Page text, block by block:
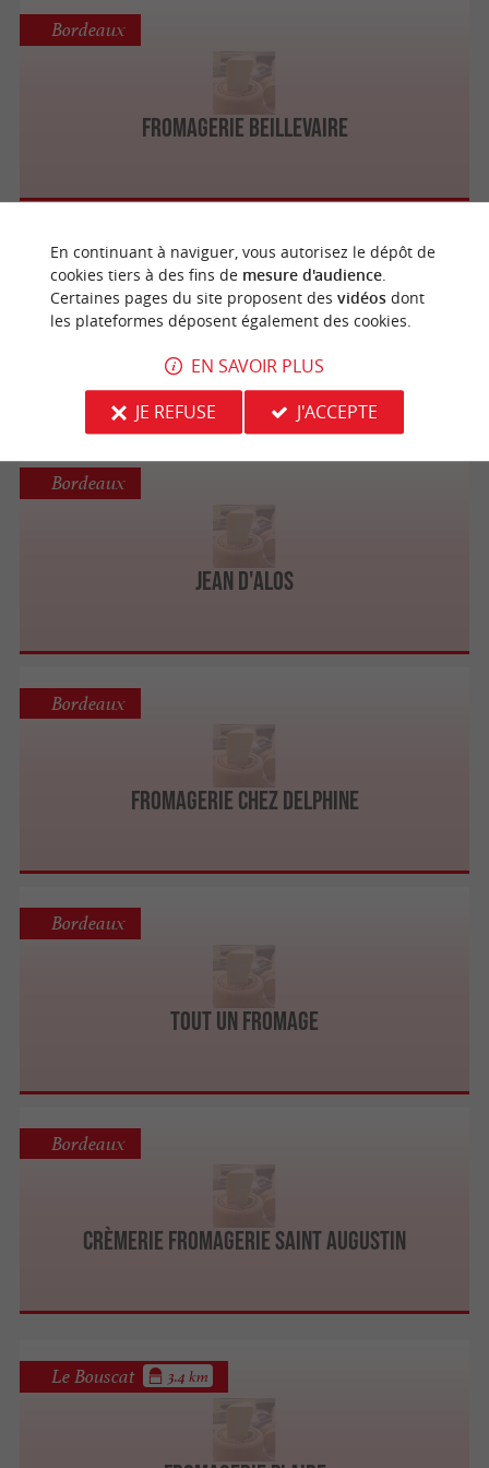
Fromagerie Beillevaire
Bordeaux
Bordeaux
Jean d'Alos
Bordeaux
Fromagerie Chez Delphine
Bordeaux
Tout un fromage
Bordeaux
Crèmerie Fromagerie Saint Augustin
Bordeaux
Le Bouscat 3.4 km
En continuant à naviguer, vous autorisez le dépôt de
cookies tiers à des fins de mesure d'audience.
Certaines pages du site proposent des vidéosdont
les plateformes déposent également des cookies.
EN SAVOIR PLUS
JE REFUSE
J'ACCEPTE